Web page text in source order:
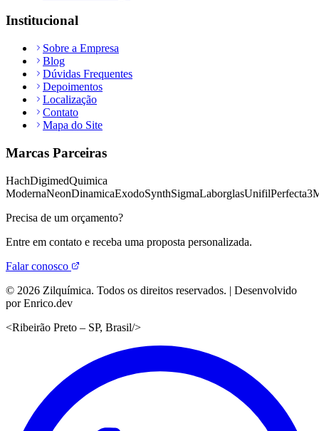
Institucional
Sobre a Empresa
Blog
Dúvidas Frequentes
Depoimentos
Localização
Contato
Mapa do Site
Marcas Parceiras
HachDigimedQuimica
ModernaNeonDinamicaExodoSynthSigmaLaborglasUnifilPerfecta
Precisa de um orçamento?
Entre em contato e receba uma proposta personalizada.
Falar conosco
© 2026 Zilquímica. Todos os direitos reservados. | Desenvolvido
por Enrico.dev
<Ribeirão Preto – SP, Brasil/>